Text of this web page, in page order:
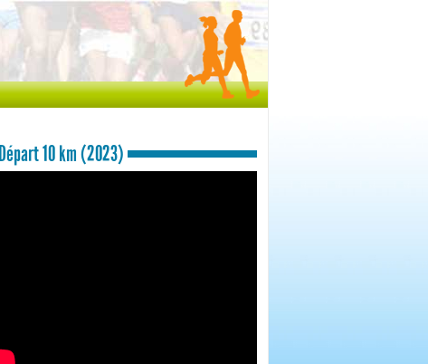
Départ 10 km (2023)